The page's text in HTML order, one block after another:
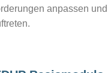
anpassen und